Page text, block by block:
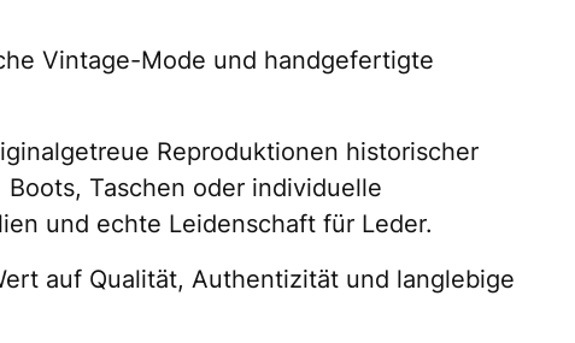
Vintage-Mode und handgefertigte
Reproduktionen historischer
Taschen oder individuelle
und echte Leidenschaft für Leder.
auf Qualität, Authentizität und langlebige